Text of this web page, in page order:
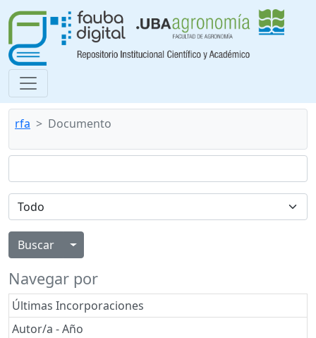
rfa Documento
Alternar menú desplegable
Navegar por
Últimas Incorporaciones
Autor/a - Año